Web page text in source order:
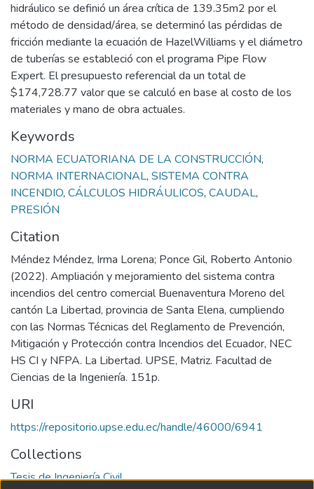
hidráulico se definió un área crítica de 139.35m2 por el
método de densidad/área, se determinó las pérdidas de
fricción mediante la ecuación de HazelWilliams y el diámetro
de tuberías se estableció con el programa Pipe Flow
Expert. El presupuesto referencial da un total de
$174,728.77 valor que se calculó en base al costo de los
materiales y mano de obra actuales.
Keywords
NORMA ECUATORIANA DE LA CONSTRUCCIÓN,
NORMA INTERNACIONAL, SISTEMA CONTRA
INCENDIO, CÁLCULOS HIDRÁULICOS, CAUDAL,
PRESIÓN
Citation
Méndez Méndez, Irma Lorena; Ponce Gil, Roberto Antonio
(2022). Ampliación y mejoramiento del sistema contra
incendios del centro comercial Buenaventura Moreno del
cantón La Libertad, provincia de Santa Elena, cumpliendo
con las Normas Técnicas del Reglamento de Prevención,
Mitigación y Protección contra Incendios del Ecuador, NEC
HS CI y NFPA. La Libertad. UPSE, Matriz. Facultad de
Ciencias de la Ingeniería. 151p.
URI
https://repositorio.upse.edu.ec/handle/46000/6941
Collections
Tesis de Ingeniería Civil